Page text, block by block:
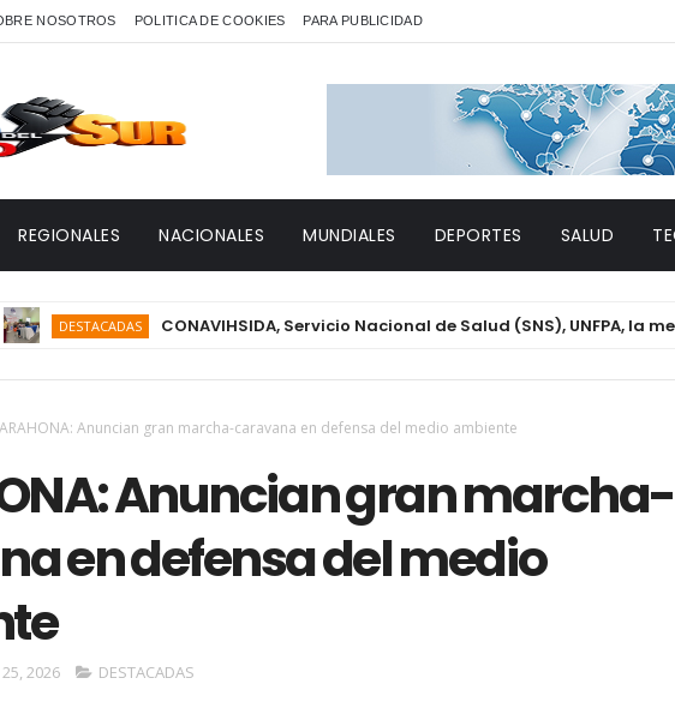
NOSOTROS POLITICA DE COOKIES PARA PUBLICIDAD
REGIONALES NACIONALES MUNDIALES DEPORTES SALUD
CONAVIHSIDA, Servicio Nacional de Salud (SNS), UNFPA, la mesa
Anuncian gran marcha-caravana en defensa del medio ambiente
Anuncian gran marcha-
en defensa del medio
2026 DESTACADAS